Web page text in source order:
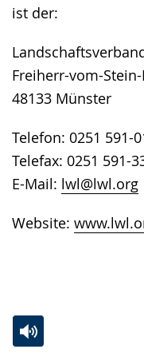
ist der:
Freiherr-vom-Stein-
48133 Münster
Telefon: 0251 591-
Telefax: 0251 591-
E-Mail: lwl@lwl.org
Website: